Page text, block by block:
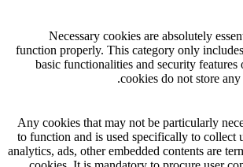
Necessary cookies are absolutely
function properly. This category only
basic functionalities and security features
cookies do not store
Any cookies that may not be particularly
to function and is used specifically to collect
analytics, ads, other embedded contents are